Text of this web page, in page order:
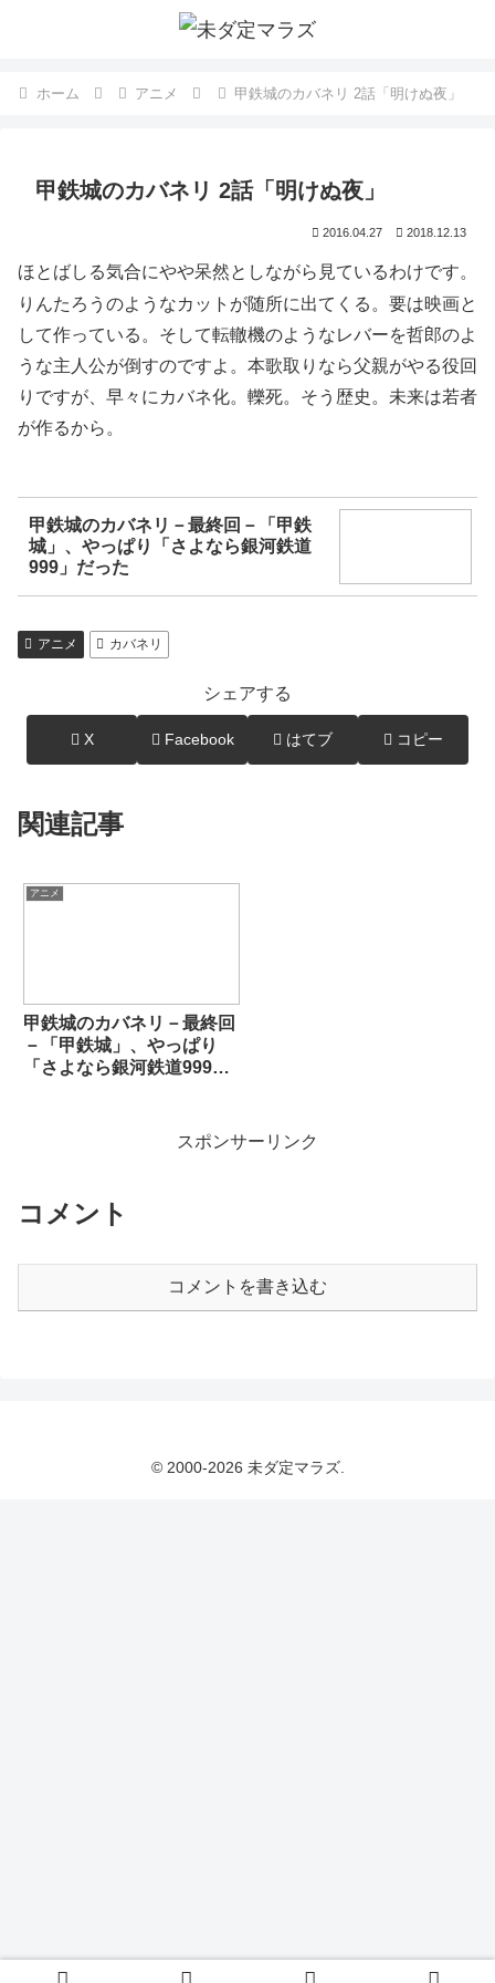
ホーム アニメ 甲鉄城のカバネリ 2話「明けぬ夜」
甲鉄城のカバネリ 2話「明けぬ夜」
2016.04.27 2018.12.13
ほとばしる気合にやや呆然としながら見ているわけです。
りんたろうのようなカットが随所に出てくる。要は映画と
して作っている。そして転轍機のようなレバーを哲郎のよ
うな主人公が倒すのですよ。本歌取りなら父親がやる役回
りですが、早々にカバネ化。轢死。そう歴史。未来は若者
が作るから。
甲鉄城のカバネリ－最終回－「甲鉄
城」、やっぱり「さよなら銀河鉄道
999」だった
アニメ カバネリ
シェアする
X Facebook はてブ コピー
関連記事
アニメ
甲鉄城のカバネリ－最終回
－「甲鉄城」、やっぱり
「さよなら銀河鉄道999」
スポンサーリンク
コメント
コメントを書き込む
© 2000-2026 未ダ定マラズ.